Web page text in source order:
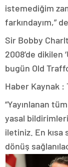
istemediğim
farkındayım,”
Sir Bobby
2008’de dikilen
bugün Old
Haber Kaynak :
“Yayınlanan
yasal
iletiniz. En
dönüş